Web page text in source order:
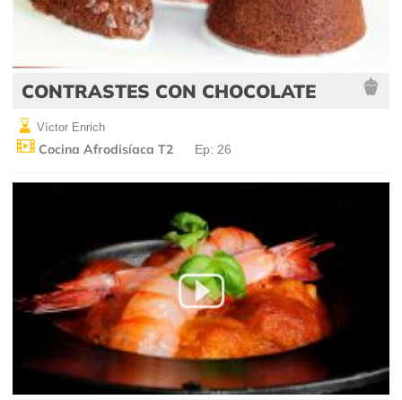
CONTRASTES CON CHOCOLATE
Víctor Enrich
Cocina Afrodisíaca T2 Ep: 26